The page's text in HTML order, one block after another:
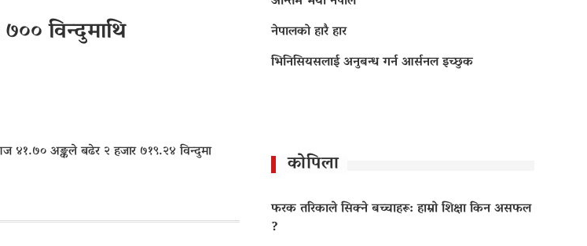
विन्दुमाथि
४१.७० अङ्कले बढेर २ हजार ७१९.२४ विन्दुमा
नेपालको हारै हार
भिनिसियसलाई अनुबन्ध गर्न आर्सनल इच्छुक
कोपिला
फरक तरिकाले सिक्ने बच्चाहरू: हाम्रो शिक्षा किन असफल
?